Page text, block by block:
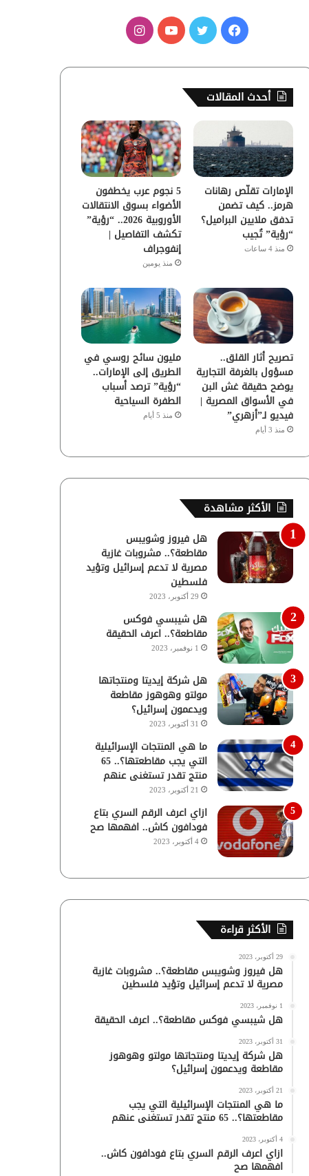
ف
س
و
ك
ي
و
ب
ا
ق
ر
ا
م
أحدث المقالات
الإمارات تقلّص رهانات
هرمز.. كيف تضمن
تدفق ملايين البراميل؟
“رؤية” تُجيب
منذ 4 ساعات
5 نجوم عرب يخطفون
الأضواء بسوق الانتقالات
الأوروبية 2026.. “رؤية”
تكشف التفاصيل |
إنفوجراف
منذ يومين
تصريح أثار القلق..
مسؤول بالغرفة التجارية
يوضح حقيقة غش البن
في الأسواق المصرية |
فيديو لـ”أزهري”
منذ 3 أيام
مليون سائح روسي في
الطريق إلى الإمارات..
“رؤية” ترصد أسباب
الطفرة السياحية
منذ 5 أيام
الأكثر مشاهدة
هل فيروز وشويبس
مقاطعة؟.. مشروبات غازية
مصرية لا تدعم إسرائيل وتؤيد
فلسطين
29 أكتوبر، 2023
هل شيبسي فوكس
مقاطعة؟.. اعرف الحقيقة
1 نوفمبر، 2023
هل شركة إيديتا ومنتجاتها
مولتو وهوهوز مقاطعة
ويدعمون إسرائيل؟
31 أكتوبر، 2023
ما هي المنتجات الإسرائيلية
التي يجب مقاطعتها؟.. 65
منتج تقدر تستغنى عنهم
21 أكتوبر، 2023
ازاي اعرف الرقم السري بتاع
فودافون كاش.. افهمها صح
4 أكتوبر، 2023
الأكثر قراءة
29 أكتوبر، 2023
هل فيروز وشويبس مقاطعة؟.. مشروبات غازية
مصرية لا تدعم إسرائيل وتؤيد فلسطين
1 نوفمبر، 2023
هل شيبسي فوكس مقاطعة؟.. اعرف الحقيقة
31 أكتوبر، 2023
هل شركة إيديتا ومنتجاتها مولتو وهوهوز
مقاطعة ويدعمون إسرائيل؟
21 أكتوبر، 2023
ما هي المنتجات الإسرائيلية التي يجب
مقاطعتها؟.. 65 منتج تقدر تستغنى عنهم
4 أكتوبر، 2023
ازاي اعرف الرقم السري بتاع فودافون كاش..
افهمها صح